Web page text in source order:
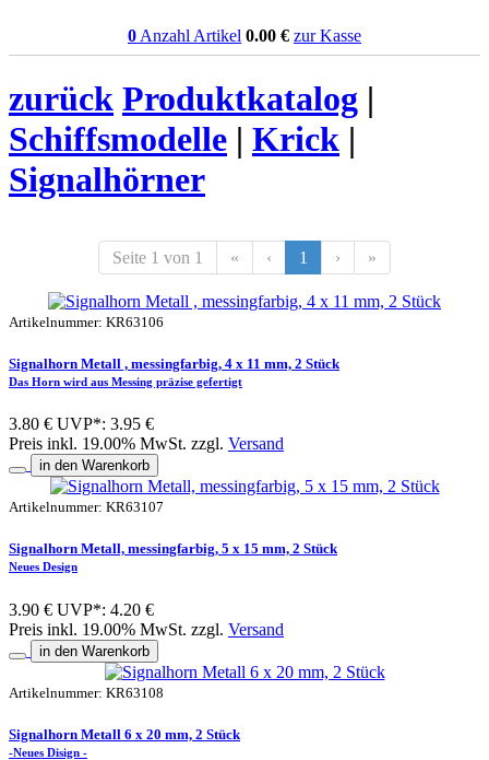
0 Anzahl Artikel 0.00 € zur Kasse
zurück Produktkatalog |
Schiffsmodelle | Krick |
Signalhörner
Seite 1 von 1 « ‹ 1 › »
Artikelnummer: KR63106
Signalhorn Metall , messingfarbig, 4 x 11 mm, 2 Stück
Das Horn wird aus Messing präzise gefertigt
3.80 € UVP*: 3.95 €
Preis inkl. 19.00% MwSt. zzgl. Versand
in den Warenkorb
Artikelnummer: KR63107
Signalhorn Metall, messingfarbig, 5 x 15 mm, 2 Stück
Neues Design
3.90 € UVP*: 4.20 €
Preis inkl. 19.00% MwSt. zzgl. Versand
in den Warenkorb
Artikelnummer: KR63108
Signalhorn Metall 6 x 20 mm, 2 Stück
-Neues Disign -